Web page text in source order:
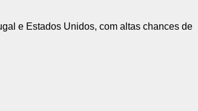
e Estados Unidos, com altas chances de